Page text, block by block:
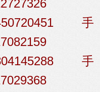
450720451 手
804145288 手